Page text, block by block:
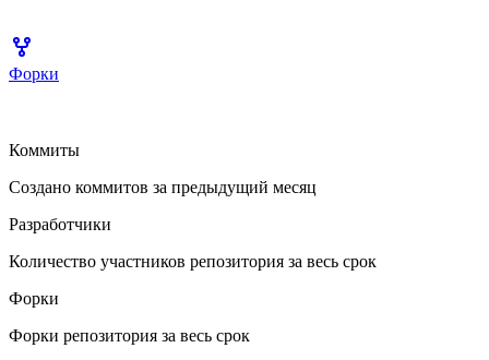
Форки
Коммиты
Создано коммитов за предыдущий месяц
Разработчики
Количество участников репозитория за весь срок
Форки
Форки репозитория за весь срок